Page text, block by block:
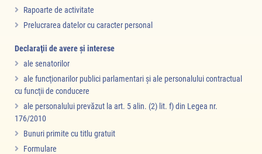
Rapoarte de activitate
Prelucrarea datelor cu caracter personal
Declaraţii de avere şi interese
ale senatorilor
ale funcţionarilor publici parlamentari şi ale personalului contractual
cu funcţii de conducere
ale personalului prevăzut la art. 5 alin. (2) lit. f) din Legea nr.
176/2010
Bunuri primite cu titlu gratuit
Formulare